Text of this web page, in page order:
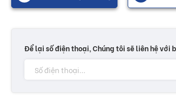
Để lại số điện thoại, Chúng tôi sẽ liên hệ với